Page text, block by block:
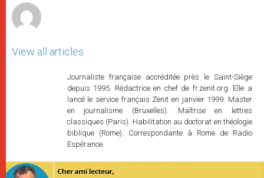
View all articles
Journaliste française accréditée près le Saint-Siège
depuis 1995. Rédactrice en chef de fr.zenit.org. Elle a
lancé le service français Zenit en janvier 1999. Master
en journalisme (Bruxelles). Maîtrise en lettres
classiques (Paris). Habilitation au doctorat en théologie
biblique (Rome). Correspondante à Rome de Radio
Espérance.